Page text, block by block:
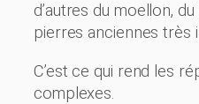
d’autres du moellon,
pierres anciennes très
C’est ce qui rend les
complexes.